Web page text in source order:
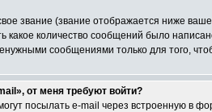
звание (звание отображается ниже
какое количество сообщений было
сообщениями только для того,
от меня требуют войти?
посылать e-mail через встроенную